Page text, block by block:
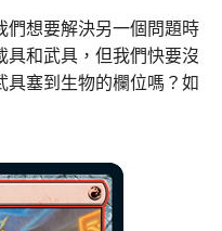
們想要解決另一個問題時
具和武具，但我們快要沒
具塞到生物的欄位嗎？如